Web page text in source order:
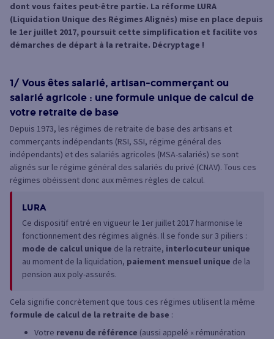
dont vous faites peut-être partie. La réforme LURA
(Liquidation Unique des Régimes Alignés) mise en place depuis
le 1er juillet 2017, poursuit cette simplification et facilite vos
démarches de départ à la retraite. Décryptage !
1/ Vous êtes salarié, artisan-commerçant ou
salarié agricole : une formule unique de calcul de
votre retraite de base
Depuis 1973, les régimes de retraite de base des artisans et
commerçants indépendants (RSI, SSI, régime général des
indépendants) et des salariés agricoles (MSA-salariés) se sont
alignés sur le régime général des salariés du privé (CNAV). Tous ces
régimes obéissent donc aux mêmes règles de calcul.
LURA
Ce dispositif entré en vigueur le 1er juillet 2017 harmonise le
fonctionnement des régimes alignés. Il se fonde sur 3 piliers :
mode de calcul unique de la retraite, interlocuteur unique
au moment de la liquidation, paiement mensuel unique de la
pension aux poly-assurés.
Cela signifie concrètement que tous ces régimes utilisent la même
formule de calcul de la retraite de base :
Votre revenu de référence (aussi appelé « rémunération